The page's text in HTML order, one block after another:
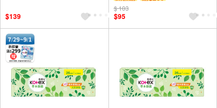
$139
$ 103
$95